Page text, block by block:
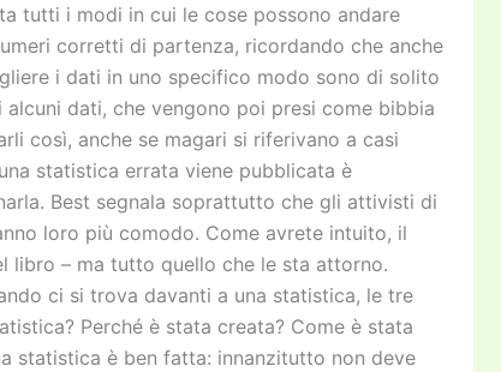
tutti i modi in cui le cose possono andare
corretti di partenza, ricordando che anche
i dati in uno specifico modo sono di solito
alcuni dati, che vengono poi presi come bibbia
così, anche se magari si riferivano a casi
statistica errata viene pubblicata è
Best segnala soprattutto che gli attivisti di
loro più comodo. Come avrete intuito, il
libro – ma tutto quello che le sta attorno.
ci si trova davanti a una statistica, le tre
Perché è stata creata? Come è stata
statistica è ben fatta: innanzitutto non deve